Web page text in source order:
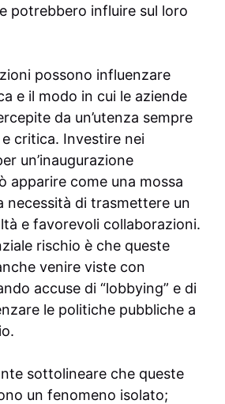
potrebbero influire sul loro
possono influenzare
e il modo in cui le aziende
da un’utenza sempre
critica. Investire nei
un’inaugurazione
apparire come una mossa
necessità di trasmettere un
e favorevoli collaborazioni.
rischio è che queste
venire viste con
accuse di “lobbying” e di
le politiche pubbliche a
sottolineare che queste
un fenomeno isolato;